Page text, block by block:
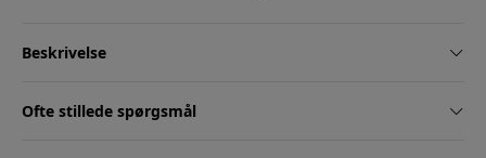
Beskrivelse
Ofte stillede spørgsmål